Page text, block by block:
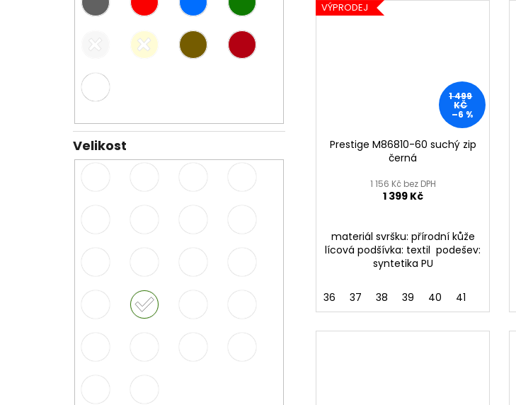
Velikost
VÝPRODEJ
1 499
KČ
–6 %
Prestige M86810-60 suchý zip
černá
1 156 Kč bez DPH
1 399 Kč
materiál svršku: přírodní kůže
lícová podšívka: textil podešev:
syntetika PU
36 37 38 39 40 41